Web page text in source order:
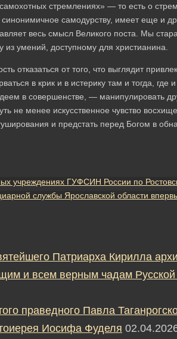
стремлениях» — то есть о
самодурству, имеет еще и
весь смысл Великого поста. Мы
умений, доступному для христианина.
отказаться от того, что выглядит
в крик и в истерику там и тогда, где и
в совершенстве, — манипулировать
не менее искусственное чувство
и предстать перед Богом в
учреждениях ГУФСИН России по
службы Ярославской области
Патриарха Кирилла
и всем верным чадам
праведного Павла
Иосифа Фуделя